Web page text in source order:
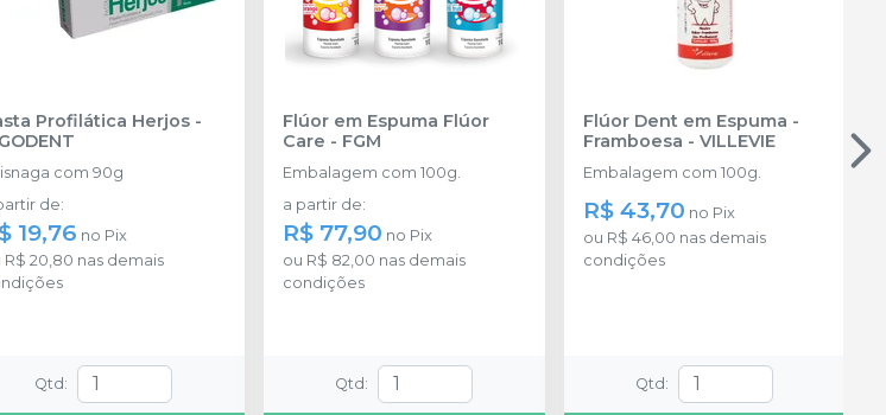
Profilática Herjos -
com 90g
de:
19,76 no Pix
R$ 20,80 nas demais
Qtd :
Flúor em Espuma Flúor
Care - FGM
Embalagem com 100g.
a partir de:
R$ 77,90 no Pix
ou R$ 82,00 nas demais
condições
Qtd :
Flúor Dent em Espuma -
Framboesa - VILLEVIE
Embalagem com 100g.
R$ 43,70 no Pix
ou R$ 46,00 nas demais
condições
Qtd :